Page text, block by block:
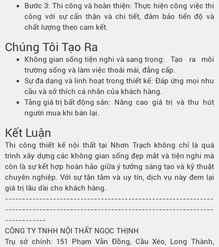
Bước 3: Thi công và hoàn thiện: Thực hiện công việc thi
công với sự cẩn thận và chi tiết, đảm bảo tiến độ và
chất lượng theo cam kết.
Chúng Tôi Tạo Ra
Không gian sống tiện nghi và sang trọng: Tạo ra môi
trường sống và làm việc thoải mái, đẳng cấp.
Sự đa dạng và linh hoạt trong thiết kế: Đáp ứng mọi nhu
cầu và sở thích cá nhân của khách hàng.
Tăng giá trị bất động sản: Nâng cao giá trị và thu hút
người mua khi bán lại.
Kết Luận
Thi công thiết kế nội thất tại Nhơn Trạch không chỉ là quá
trình xây dựng các không gian sống đẹp mắt và tiện nghi mà
còn là sự kết hợp hoàn hảo giữa ý tưởng sáng tạo và kỹ thuật
chuyên nghiệp. Với sự tận tâm và uy tín, dịch vụ này đem lại
giá trị lâu dài cho khách hàng.
-------------------------------------------------------------
-------------------------------------------------------------
------------
CÔNG TY TNHH NỘI THẤT NGỌC THỊNH
Trụ sở chính: 151 Phạm Văn Đồng, Cầu Xéo, Long Thành,